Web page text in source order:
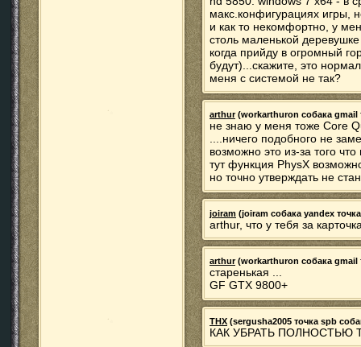
макс.конфигурациях игры,
и как то некомфортно, у
столь маленькой
когда прийду в огромный
будут)...скажите, это
меня с системой не так?
arthur(workarthuron собака gmail
не знаю у меня тоже Core
....ничего подобного не
возможно это из-за того
тут функция PhysX
но точно утверждать не
joiram (joiram собака yandex
arthur, что у тебя за
arthur(workarthuron собака gmail
старенькая ...
GF GTX 9800+
THX (sergusha2005 точка spb
КАК УБРАТЬ ПОЛНОСТЬЮ